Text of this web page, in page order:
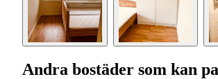
Andra bostäder som kan